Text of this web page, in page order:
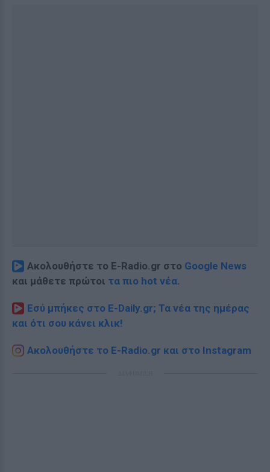
Ακολουθήστε το E-Radio.gr στο Google News
και μάθετε πρώτοι τα πιο hot νέα.
Εσύ μπήκες στο E-Daily.gr; Τα νέα της ημέρας
και ότι σου κάνει κλικ!
Ακολουθήστε το E-Radio.gr και στο Instagram